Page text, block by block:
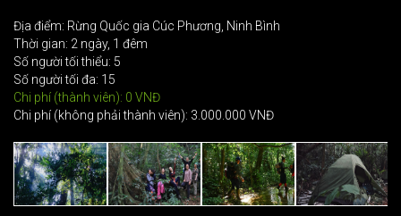
Địa điểm: Rừng Quốc gia Cúc Phương, Ninh Bình
Thời gian: 2 ngày, 1 đêm
Số người tối thiểu: 5
Số người tối đa: 15
Chi phí (thành viên): 0 VNĐ
Chi phí (không phải thành viên): 3.000.000 VNĐ